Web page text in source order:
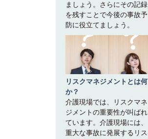
ましょう。さらにその記録
を残すことで今後の事故予
防に役立てましょう。
リスクマネジメントとは何
か？
介護現場では、リスクマネ
ジメントの重要性が叫ばれ
ています。介護現場には、
重大な事故に発展するリス